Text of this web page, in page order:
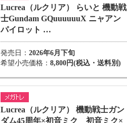
Lucrea（ルクリア） らいと 機動戦
士Gundam GQuuuuuuX ニャアン
パイロット …
発売日： 2026年6月下旬
希望小売価格： 8,800円(税込・送料別)
Lucrea（ルクリア） 機動戦士ガン
ダム45周年×初音ミク 初音ミク×